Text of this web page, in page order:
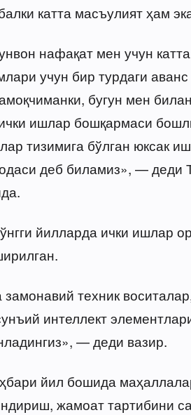
катта масъулият ҳам
нафақат мен учун
учун бир турдаги
бугун мен
ишлар бошқармаси
тизимига бўлган юксак
деб биламиз», — деди
йилларда ички ишлар
техник
интеллект
— деди вазир.
йил бошида
жамоат тартибини